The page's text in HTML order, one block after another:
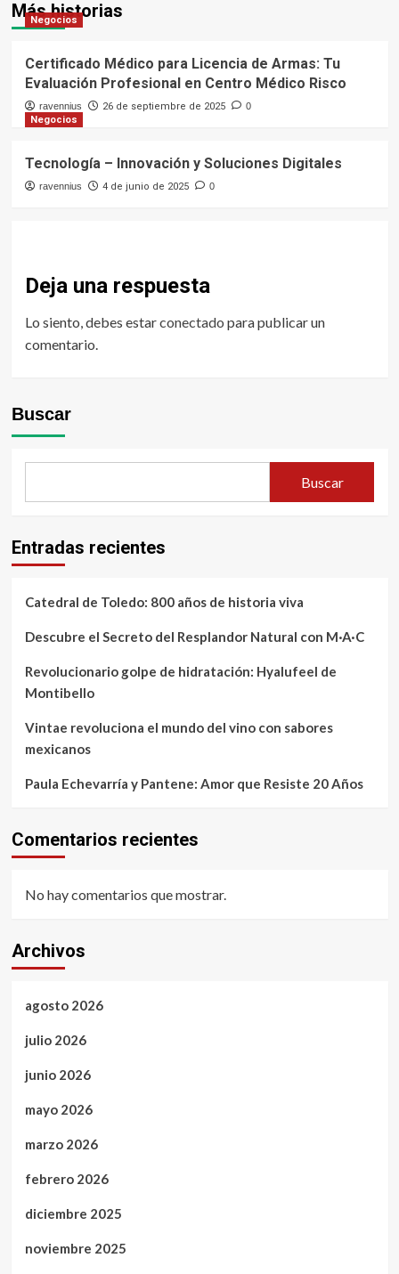
Más historias
Negocios
Certificado Médico para Licencia de Armas: Tu
Evaluación Profesional en Centro Médico Risco
ravennius 26 de septiembre de 2025 0
Negocios
Tecnología – Innovación y Soluciones Digitales
ravennius 4 de junio de 2025 0
Deja una respuesta
Lo siento, debes estarconectado para publicar un
comentario.
Buscar
Buscar
Entradas recientes
Catedral de Toledo: 800 años de historia viva
Descubre el Secreto del Resplandor Natural con M·A·C
Revolucionario golpe de hidratación: Hyalufeel de
Montibello
Vintae revoluciona el mundo del vino con sabores
mexicanos
Paula Echevarría y Pantene: Amor que Resiste 20 Años
Comentarios recientes
No hay comentarios que mostrar.
Archivos
agosto 2026
julio 2026
junio 2026
mayo 2026
marzo 2026
febrero 2026
diciembre 2025
noviembre 2025